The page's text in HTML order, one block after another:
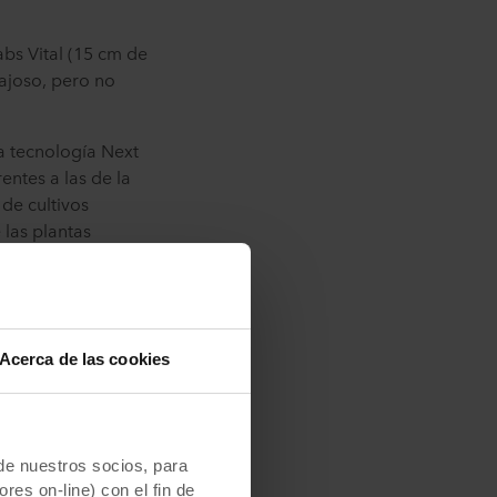
Acerca de las cookies
nuestros socios, para
on-line) con el fin de
Vital (15 cm de
pero no
tecnología Next
a las de la
cultivos
plantas
garantizar un
más finos y
dice Rob